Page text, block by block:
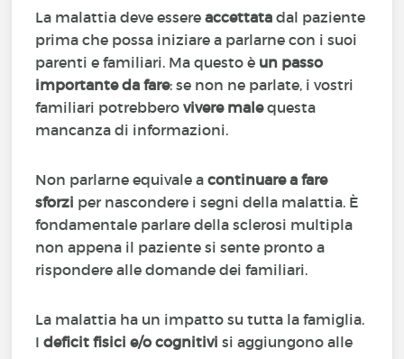
La malattia deve essereaccettatadal paziente
prima che possa iniziare a parlarne con i suoi
parenti e familiari. Ma questo è un passo
importante da fare: se non ne parlate, i vostri
familiari potrebberovivere malequesta
mancanza di informazioni.
Non parlarne equivale acontinuare a fare
sforzi per nascondere i segni della malattia. È
fondamentale parlare della sclerosi multipla
non appena il paziente si sente pronto a
rispondere alle domande dei familiari.
La malattia ha un impatto su tutta la famiglia.
Ideficit fisici e/o cognitivisi aggiungono alle